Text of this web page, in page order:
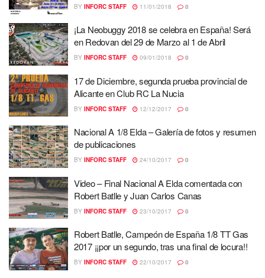
BY INFORC STAFF 11/01/2018 0
¡La Neobuggy 2018 se celebra en España! Será
en Redovan del 29 de Marzo al 1 de Abril
BY INFORC STAFF 09/01/2018 0
17 de Diciembre, segunda prueba provincial de
Alicante en Club RC La Nucia
BY INFORC STAFF 12/12/2017 0
Nacional A 1/8 Elda – Galería de fotos y resumen
de publicaciones
BY INFORC STAFF 24/10/2017 0
Video – Final Nacional A Elda comentada con
Robert Batlle y Juan Carlos Canas
BY INFORC STAFF 23/10/2017 0
Robert Batlle, Campeón de España 1/8 TT Gas
2017 ¡¡por un segundo, tras una final de locura!!
BY INFORC STAFF 22/10/2017 0